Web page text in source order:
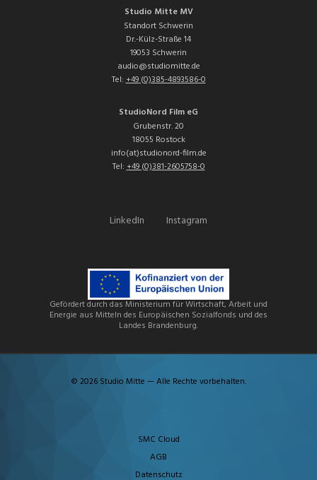
Studio Mitte MV
Standort Schwerin
Dr.-Külz-Straße 14
19053 Schwerin
audio@studiomitte.de
Tel:+49 (0)385-4893586-0
StudioNord Film eG
Grubenstr. 20
18055 Rostock
info(at)studionord-film.de
Tel:+49 (0)381-2605758-0
LinkedIn Instagram
Gefördert durch das Ministerium für Wirtschaft, Arbeit und
Energie aus Mitteln des Europäischen Sozialfonds und des
Landes Brandenburg.
© 2026 Studio Mitte — Alle Rechte vorbehalten.
SMC Cloud
AGB
Datenschutz